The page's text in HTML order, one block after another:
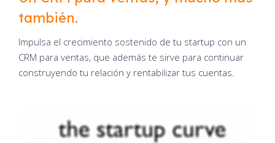
también.
Impulsa el crecimiento sostenido de tu startup con un
CRM para ventas, que además te sirve para continuar
construyendo tu relación y rentabilizar tus cuentas.